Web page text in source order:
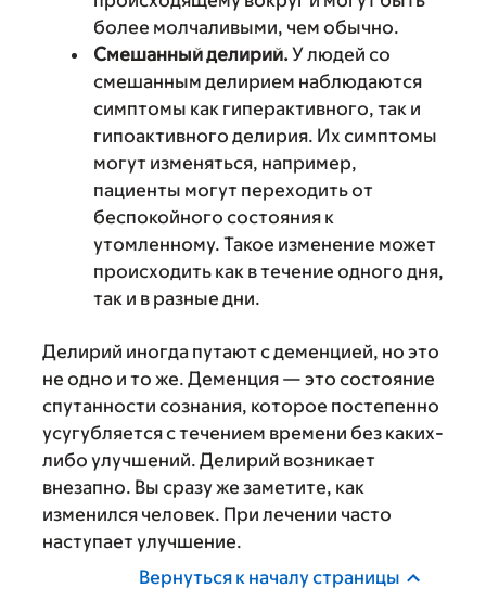
более молчаливыми, чем обычно.
Смешанный делирий. У людей со
смешанным делирием наблюдаются
симптомы как гиперактивного, так и
гипоактивного делирия. Их симптомы
могут изменяться, например,
пациенты могут переходить от
беспокойного состояния к
утомленному. Такое изменение может
происходить как в течение одного дня,
так и в разные дни.
Делирий иногда путают с деменцией, но это
не одно и то же. Деменция — это состояние
спутанности сознания, которое постепенно
усугубляется с течением времени без каких-
либо улучшений. Делирий возникает
внезапно. Вы сразу же заметите, как
изменился человек. При лечении часто
наступает улучшение.
Вернуться к началу страницы